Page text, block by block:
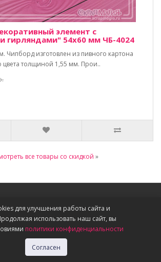
элемент с
гирляндами" 54х60 мм ЧБ-4024
Чипборд изготовлен из пивного картона
цвета толщиной 1,55 мм. Прои..
все товары со скидкой »
для улучшения работы сайта и
использовать наш сайт, вы
политики конфиденциальности
Согласен